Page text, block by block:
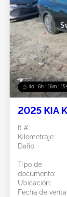
4d : 6h : 16m :
2025 KIA
Ít #:
Kilometraje:
Daño:
Tipo de
documento:
Ubicación:
Fecha de venta: